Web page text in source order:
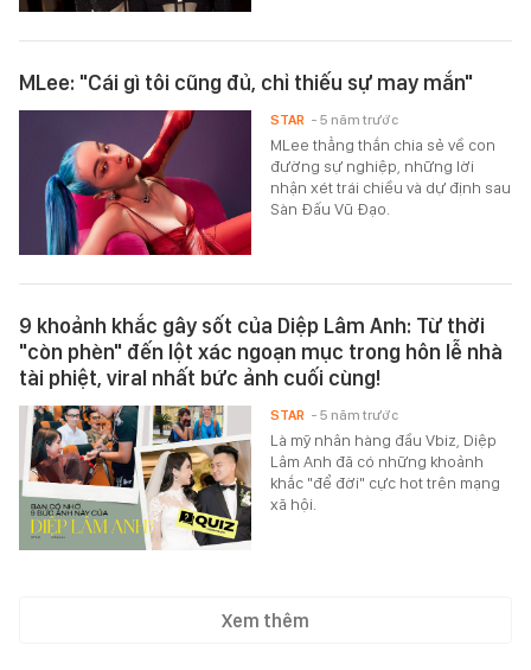
MLee: "Cái gì tôi cũng đủ, chỉ thiếu sự may mắn"
MLee thẳng thắn chia sẻ về con
đường sự nghiệp, những lời
nhận xét trái chiều và dự định sau
Sàn Đấu Vũ Đạo.
STAR - 5 năm trước
9 khoảnh khắc gây sốt của Diệp Lâm Anh: Từ thời
"còn phèn" đến lột xác ngoạn mục trong hôn lễ nhà
tài phiệt, viral nhất bức ảnh cuối cùng!
Là mỹ nhân hàng đầu Vbiz, Diệp
Lâm Anh đã có những khoảnh
khắc "để đời" cực hot trên mạng
xã hội.
STAR - 5 năm trước
Xem thêm